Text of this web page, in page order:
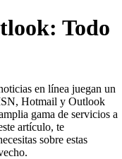
Todo
en línea juegan un
Hotmail y Outlook
gama de servicios a
artículo, te
sobre estas